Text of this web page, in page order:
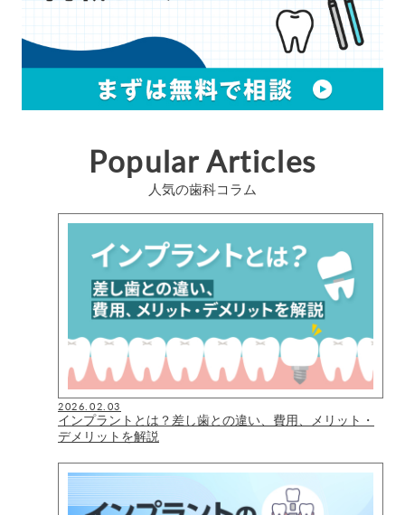
Popular Articles
人気の歯科コラム
2026.02.03
インプラントとは？差し歯との違い、費用、メリット・
デメリットを解説